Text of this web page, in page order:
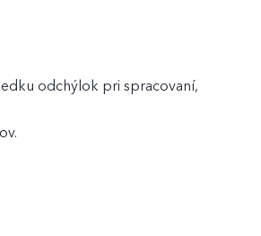
odchýlok pri spracovaní,